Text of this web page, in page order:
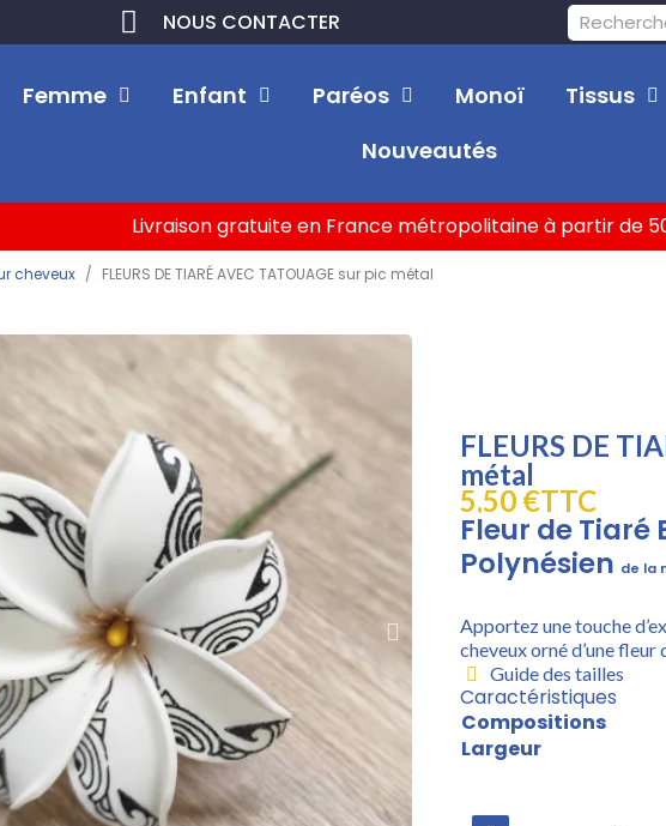
NOUS CONTACTER
Femme Enfant Paréos Monoï Tissus
Nouveautés
Livraison gratuite en France métropolitaine à partir de
cheveux FLEURS DE TIARÉ AVEC TATOUAGE sur pic métal
FLEURS DE
métal
5,50 €TTC
Fleur de Tiaré
Polynésien de la
Apportez une touche
cheveux orné d’une
Guide des tailles
Caractéristiques
Compositions
Largeur